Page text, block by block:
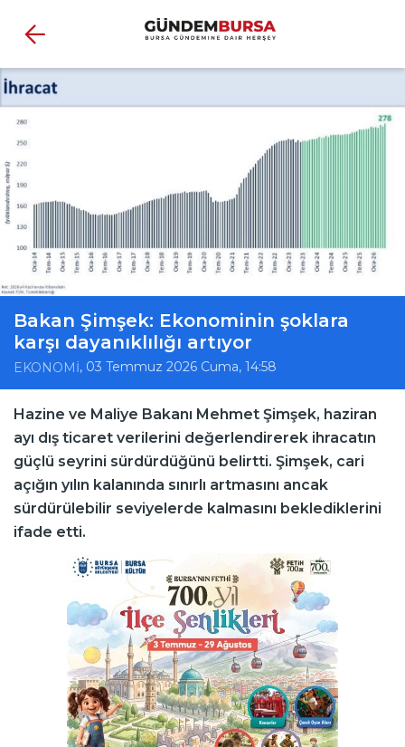
Bakan Şimşek: Ekonominin şoklara
karşı dayanıklılığı artıyor
EKONOMİ, 03 Temmuz 2026 Cuma, 14:58
Hazine ve Maliye Bakanı Mehmet Şimşek, haziran
ayı dış ticaret verilerini değerlendirerek ihracatın
güçlü seyrini sürdürdüğünü belirtti. Şimşek, cari
açığın yılın kalanında sınırlı artmasını ancak
sürdürülebilir seviyelerde kalmasını beklediklerini
ifade etti.